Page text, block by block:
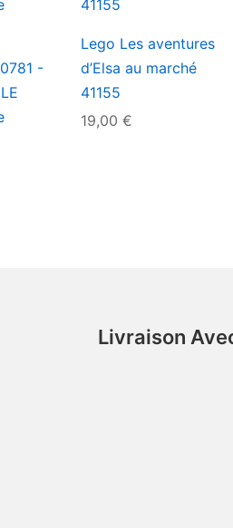
-
Lego Les aventures
d’Elsa au marché
41155
19,00 €
Livraison